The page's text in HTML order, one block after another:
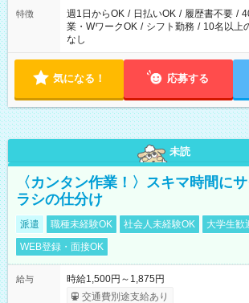
特徴 週1日からOK / 日払いOK / 履歴書不要 /
業・WワークOK / シフト勤務 / 10名以上
なし
気になる！ 応募する
未読
〈カンタン作業！〉スキマ時間に
ラシの仕分け
派遣 職種未経験OK 社会人未経験OK 大学生歓
WEB登録・面接OK
給与
時給1,500円～1,875円
交通費別途支給あり